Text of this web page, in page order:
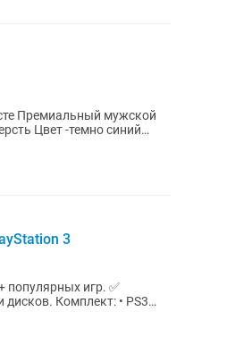
3
популярных игр. ✅
• PS3